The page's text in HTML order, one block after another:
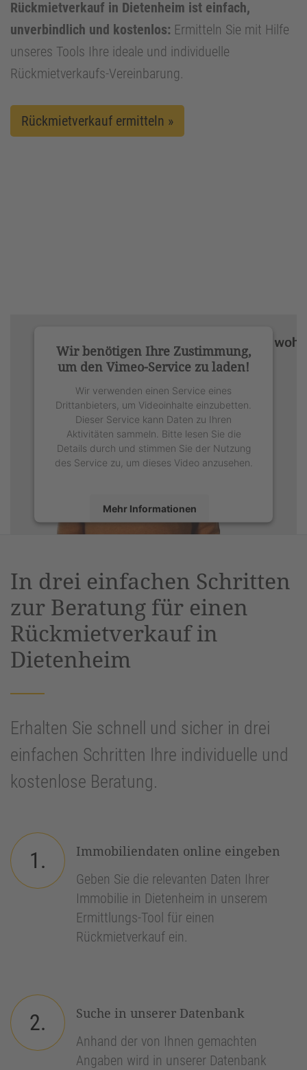
Rückmietverkauf in Dietenheim ist einfach,
unverbindlich und kostenlos: Ermitteln Sie mit Hilfe
unseres Tools Ihre ideale und individuelle
Rückmietverkaufs-Vereinbarung.
Rückmietverkauf ermitteln »
Wir benötigen Ihre Zustimmung,
um den Vimeo-Service zu laden!
Wir verwenden einen Service eines
Drittanbieters, um Videoinhalte einzubetten.
Dieser Service kann Daten zu Ihren
Aktivitäten sammeln. Bitte lesen Sie die
Details durch und stimmen Sie der Nutzung
des Service zu, um dieses Video anzusehen.
Mehr Informationen
Management Platform&eRecht24
In drei einfachen Schritten
zur Beratung für einen
Rückmietverkauf in
Dietenheim
Erhalten Sie schnell und sicher in drei
einfachen Schritten Ihre individuelle und
kostenlose Beratung.
1.
Immobiliendaten online eingeben
Geben Sie die relevanten Daten Ihrer
Immobilie in Dietenheim in unserem
Ermittlungs-Tool für einen
Rückmietverkauf ein.
2.
Suche in unserer Datenbank
Anhand der von Ihnen gemachten
Angaben wird in unserer Datenbank